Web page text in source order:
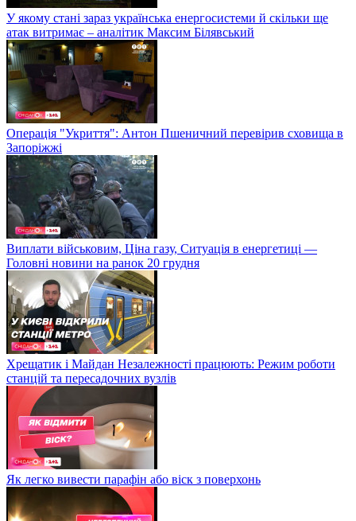
У якому стані зараз українська енергосистеми й скільки ще
атак витримає – аналітик Максим Білявський
Операція "Укриття": Антон Пшеничний перевірив сховища в
Запоріжжі
Виплати військовим, Ціна газу, Ситуація в енергетиці —
Головні новини на ранок 20 грудня
Хрещатик і Майдан Незалежності працюють: Режим роботи
станцій та пересадочних вузлів
Як легко вивести парафін або віск з поверхонь